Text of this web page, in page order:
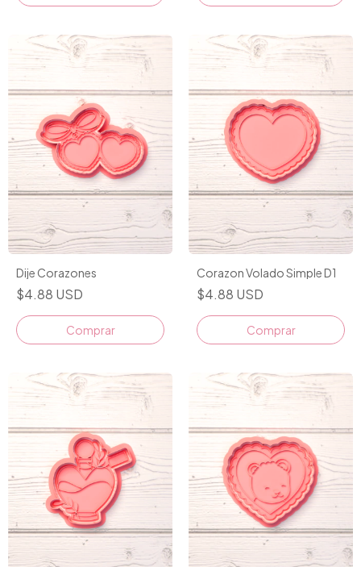
Dije Corazones
$4.88 USD
Comprar
Corazon Volado Simple D1
$4.88 USD
Comprar